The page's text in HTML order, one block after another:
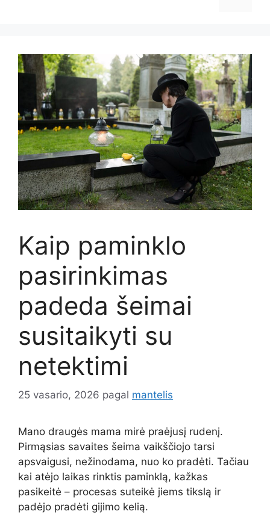
Kaip paminklo
pasirinkimas
padeda šeimai
susitaikyti su
netektimi
25 vasario, 2026 pagal mantelis
Mano draugės mama mirė praėjusį rudenį.
Pirmąsias savaites šeima vaikščiojo tarsi
apsvaigusi, nežinodama, nuo ko pradėti. Tačiau
kai atėjo laikas rinktis paminklą, kažkas
pasikeitė – procesas suteikė jiems tikslą ir
padėjo pradėti gijimo kelią.